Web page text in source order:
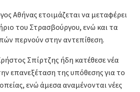
Αθήνας ετοιμάζεται να μεταφέρει
του Στρασβούργου, ενώ και τα
περνούν στην αντεπίθεση.
Σπίρτζης ήδη κατέθεσε νέα
επανεξέταση της υπόθεσης για το
ενώ άμεσα αναμένονται νέες